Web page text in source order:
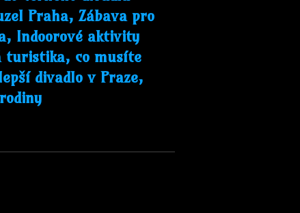
Praha, Zábava pro
Indoorové aktivity
turistika, co musíte
divadlo v Praze,